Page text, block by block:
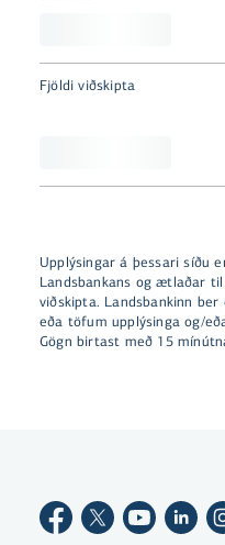
Fjöldi viðskipta
Upplýsingar á þessari síðu
Landsbankans og ætlaðar
viðskipta. Landsbankinn
eða töfum upplýsinga og/
Gögn birtast með 15